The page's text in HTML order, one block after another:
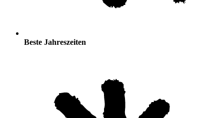
Beste Jahreszeiten